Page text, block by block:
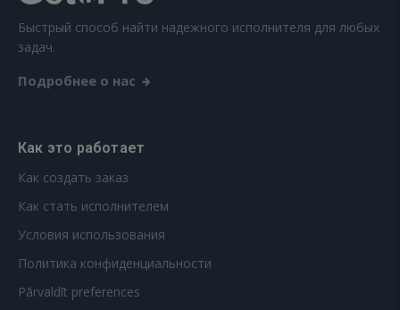
Быстрый способ найти надежного исполнителя для любых
задач.
Подробнее о нас
Как это работает
Как создать заказ
Как стать исполнителем
Условия использования
Политика конфиденциальности
Pārvaldīt preferences